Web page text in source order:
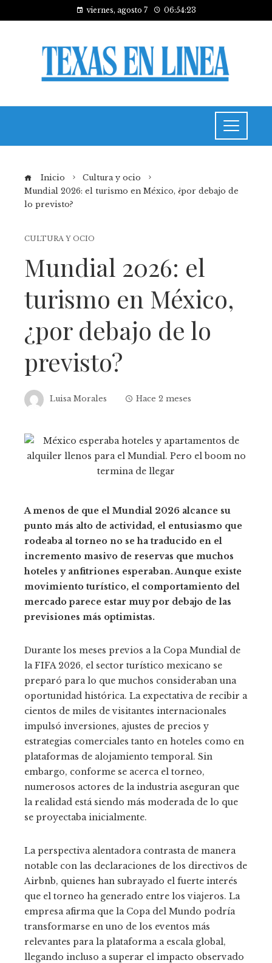
viernes, agosto 7 06:54:24
Inicio
Cultura y ocio
Mundial 2026: el turismo en México, ¿por debajo de
lo previsto?
CULTURA Y OCIO
Mundial 2026: el
turismo en México,
¿por debajo de lo
previsto?
Luisa Morales Hace 2 meses
A menos de que el Mundial 2026 alcance su
punto más alto de actividad, el entusiasmo que
rodeaba al torneo no se ha traducido en el
incremento masivo de reservas que muchos
hoteles y anfitriones esperaban. Aunque existe
movimiento turístico, el comportamiento del
mercado parece estar muy por debajo de las
previsiones más optimistas.
Durante los meses previos a la Copa Mundial de
la FIFA 2026, el sector turístico mexicano se
preparó para lo que muchos consideraban una
oportunidad histórica. La expectativa de recibir a
cientos de miles de visitantes internacionales
impulsó inversiones, ajustes de precios y
estrategias comerciales tanto en hoteles como en
plataformas de alojamiento temporal. Sin
embargo, conforme se acerca el torneo,
numerosos actores de la industria aseguran que
la realidad está siendo más moderada de lo que
se proyectaba inicialmente.
La perspectiva alentadora contrasta de manera
notable con las declaraciones de los directivos de
Airbnb, quienes han subrayado el fuerte interés
que el torneo ha generado entre los viajeros. La
empresa afirma que la Copa del Mundo podría
transformarse en uno de los eventos más
relevantes para la plataforma a escala global,
llegando incluso a superar el impacto observado